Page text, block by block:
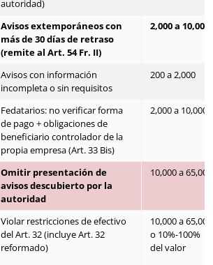
autoridad)
Avisos extemporáneos con
más de 30 días de retraso
(remite al Art. 54 Fr. II)
2,000 a 10,000
Avisos con información
incompleta o sin requisitos
200 a 2,000
Fedatarios: no verificar forma
de pago + obligaciones de
beneficiario controlador de la
propia empresa (Art. 33 Bis)
2,000 a 10,000
Omitir presentación de
avisos descubierto por la
autoridad
10,000 a 65,000
Violar restricciones de efectivo
del Art. 32 (incluye Art. 32
reformado)
10,000 a 65,000
o 10%-100%
del valor